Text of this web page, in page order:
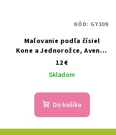
Maľovanie podľa čísiel
Kone a Jednorožce, Avenue
Mandarine
12 €
Skladom
Do košíka
KÓD: GY109